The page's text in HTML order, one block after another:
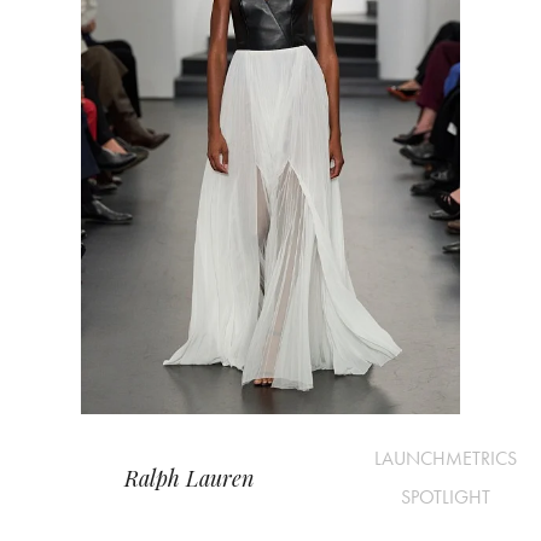
Ralph Lauren
LAUNCHMETRICS
SPOTLIGHT